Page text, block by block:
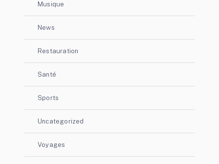
Musique
News
Restauration
Santé
Sports
Uncategorized
Voyages